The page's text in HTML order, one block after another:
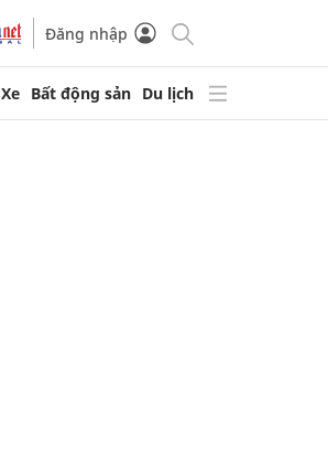
Đăng nhập
Xe Bất động sản Du lịch